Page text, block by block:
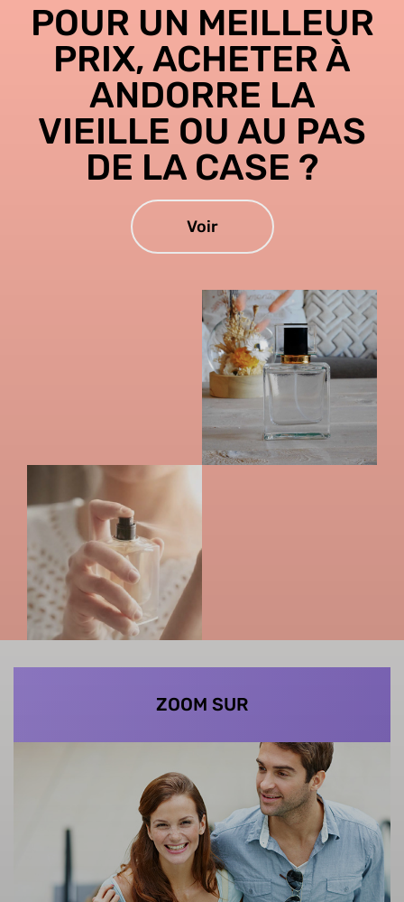
POUR UN MEILLEUR
PRIX, ACHETER À
ANDORRE LA
VIEILLE OU AU PAS
DE LA CASE ?
Voir
ZOOM SUR